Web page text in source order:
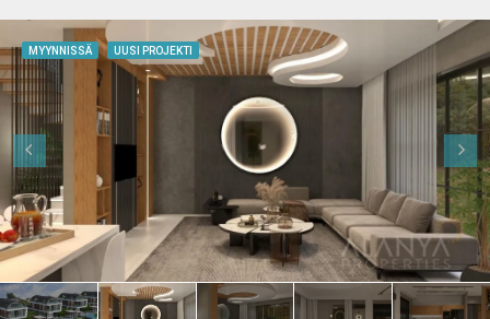
MYYNNISSÄ UUSI PROJEKTI